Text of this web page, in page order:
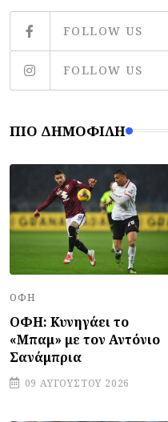
FOLLOW US
FOLLOW US
ΠΙΟ ΔΗΜΟΦΙΛΉ
ΟΦΗ
ΟΦΗ: Κυνηγάει το
«Μπαμ» με τον Αντόνιο
Σανάμπρια
09 ΑΥΓΟΎΣΤΟΥ 2026